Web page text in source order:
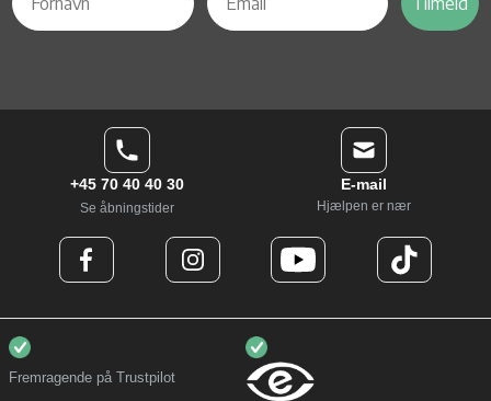
+45 70 40 40 30
Se åbningstider
E-mail
Hjælpen er nær
Fremragende på Trustpilot